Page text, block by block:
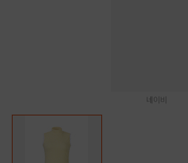
네이비